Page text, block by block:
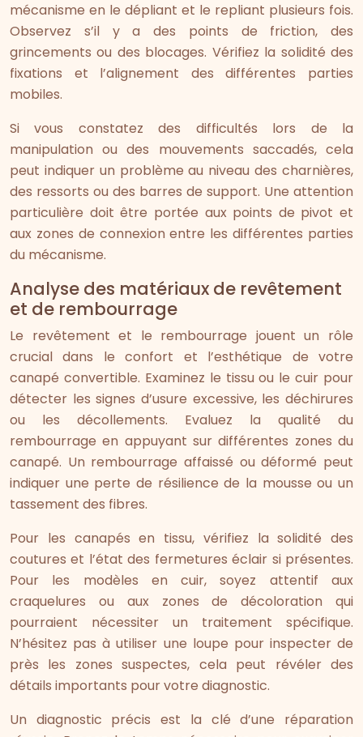
mécanisme en le dépliant et le repliant plusieurs fois.
Observez s’il y a des points de friction, des
grincements ou des blocages. Vérifiez la solidité des
fixations et l’alignement des différentes parties
mobiles.
Si vous constatez des difficultés lors de la
manipulation ou des mouvements saccadés, cela
peut indiquer un problème au niveau des charnières,
des ressorts ou des barres de support. Une attention
particulière doit être portée aux points de pivot et
aux zones de connexion entre les différentes parties
du mécanisme.
Analyse des matériaux de revêtement
et de rembourrage
Le revêtement et le rembourrage jouent un rôle
crucial dans le confort et l’esthétique de votre
canapé convertible. Examinez le tissu ou le cuir pour
détecter les signes d’usure excessive, les déchirures
ou les décollements. Evaluez la qualité du
rembourrage en appuyant sur différentes zones du
canapé. Un rembourrage affaissé ou déformé peut
indiquer une perte de résilience de la mousse ou un
tassement des fibres.
Pour les canapés en tissu, vérifiez la solidité des
coutures et l’état des fermetures éclair si présentes.
Pour les modèles en cuir, soyez attentif aux
craquelures ou aux zones de décoloration qui
pourraient nécessiter un traitement spécifique.
N’hésitez pas à utiliser une loupe pour inspecter de
près les zones suspectes, cela peut révéler des
détails importants pour votre diagnostic.
Un diagnostic précis est la clé d’une réparation